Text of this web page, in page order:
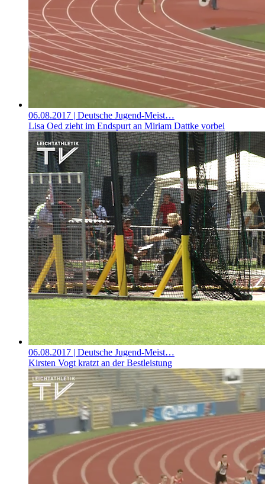
06.08.2017 | Deutsche Jugend-Meist…
Lisa Oed zieht im Endspurt an Miriam Dattke vorbei
06.08.2017 | Deutsche Jugend-Meist…
Kirsten Vogt kratzt an der Bestleistung